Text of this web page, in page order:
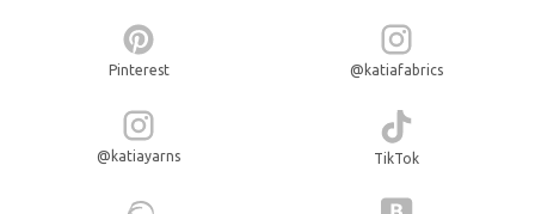
Pinterest @katiafabrics
@katiayarns TikTok